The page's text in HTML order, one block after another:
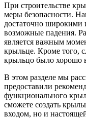
При строительстве
меры безопасности.
достаточно широкими
возможные падения.
является важным
крыльце. Кроме того,
крыльцо было хорошо
В этом разделе мы
предоставили
функционального
сможете создать
входом, но и